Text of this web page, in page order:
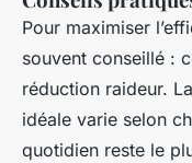
Pour maximiser
souvent conseillé :
réduction raideur. La
idéale varie selon
quotidien reste le